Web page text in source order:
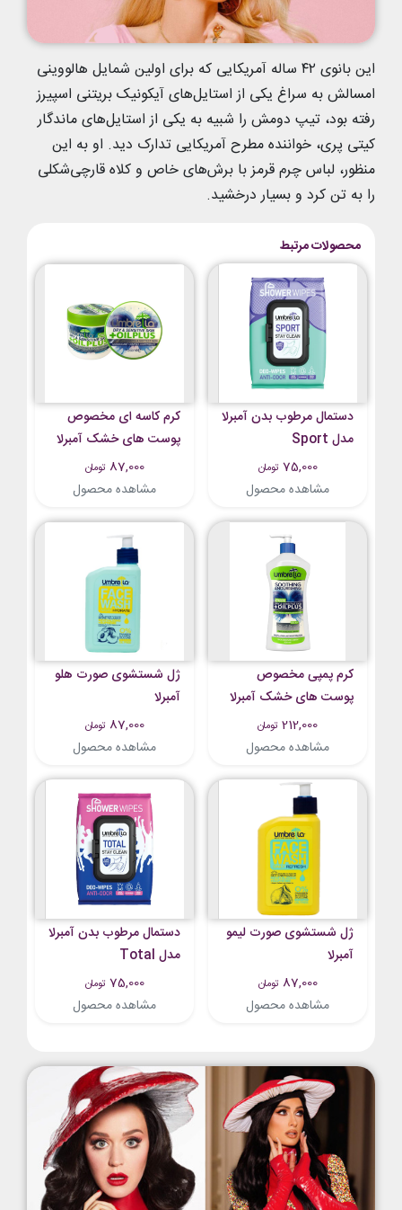
این بانوی ۴۲ ساله آمریکایی که برای اولین شمایل هالووینی
امسالش به سراغ یکی از استایل‌های آیکونیک بریتنی اسپیرز
رفته بود، تیپ دومش را شبیه به یکی از استایل‌های ماندگار
کیتی پری، خواننده مطرح آمریکایی تدارک دید. او به این
منظور، لباس چرم قرمز با برش‌های خاص و کلاه قارچی‌شکلی
را به تن کرد و بسیار درخشید.
محصولات مرتبط
دستمال مرطوب بدن آمبرلا
مدل Sport
75,000 تومان
مشاهده محصول
کرم کاسه ای مخصوص
پوست های خشک آمبرلا
87,000 تومان
مشاهده محصول
کرم پمپی مخصوص
پوست های خشک آمبرلا
212,000 تومان
مشاهده محصول
ژل شستشوی صورت هلو
آمبرلا
87,000 تومان
مشاهده محصول
ژل شستشوی صورت لیمو
آمبرلا
87,000 تومان
مشاهده محصول
دستمال مرطوب بدن آمبرلا
مدل Total
75,000 تومان
مشاهده محصول